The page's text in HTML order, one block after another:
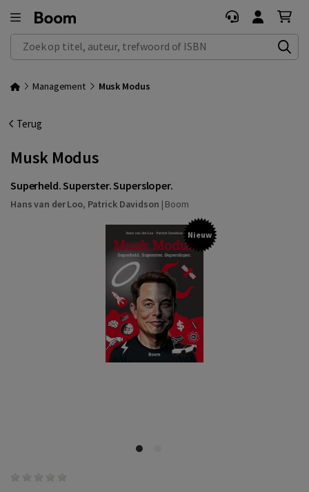
Zoek op titel, auteur, trefwoord of ISBN
Management Musk Modus
Terug
Musk Modus
Superheld. Superster. Supersloper.
Hans van der Loo, Patrick Davidson | Boom
Nieuw